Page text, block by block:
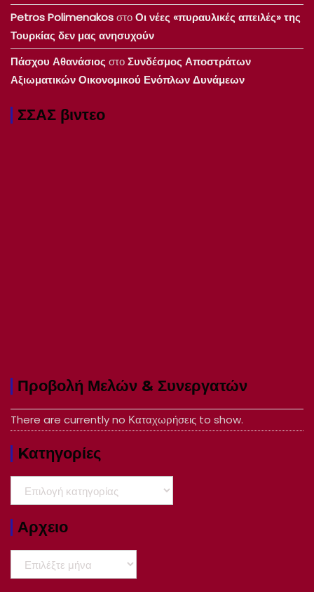
Petros PolimenakosστοΟι νέες «πυραυλικές απειλές» της
Τουρκίας δεν μας ανησυχούν
Πάσχου Αθανάσιος στοΣυνδέσμος Αποστράτων
Αξιωματικών Οικονομικού Ενόπλων Δυνάμεων
ΣΣΑΣ βιντεο
Προβολή Μελών & Συνεργατών
There are currently no Καταχωρήσεις to show.
Kατηγορίες
Kατηγορίες
Αρχειο
Αρχειο